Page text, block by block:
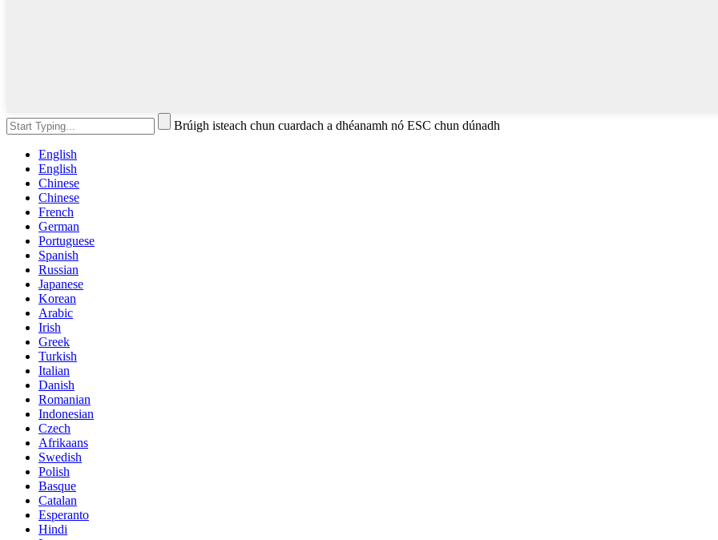
Brúigh isteach chun cuardach a dhéanamh nó ESC chun dúnadh
English
English
Chinese
Chinese
French
German
Portuguese
Spanish
Russian
Japanese
Korean
Arabic
Irish
Greek
Turkish
Italian
Danish
Romanian
Indonesian
Czech
Afrikaans
Swedish
Polish
Basque
Catalan
Esperanto
Hindi